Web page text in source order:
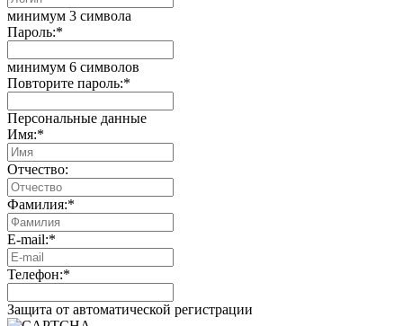
минимум 3 символа
Пароль:*
минимум 6 символов
Повторите пароль:*
Персональные данные
Имя:*
Отчество:
Фамилия:*
E-mail:*
Телефон:*
Защита от автоматической регистрации